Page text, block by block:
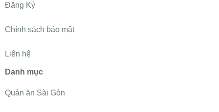
Đăng Ký
Chính sách bảo mật
Liên hệ
Danh mục
Quán ăn Sài Gòn